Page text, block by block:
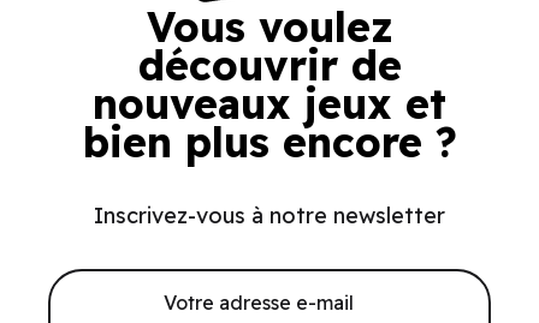
Vous voulez
découvrir de
nouveaux jeux et
bien plus encore ?
Inscrivez-vous à notre newsletter